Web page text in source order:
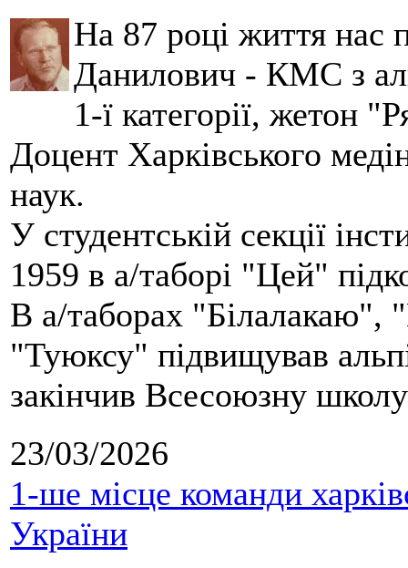
На 87 році життя нас
Данилович - КМС з
1-ї категорії, жетон
Доцент Харківського
наук.
У студентській секції
1959 в а/таборі "Цей"
В а/таборах "Білалакаю",
"Туюксу" підвищував
закінчив Всесоюзну
23/03/2026
1-ше місце команди
України